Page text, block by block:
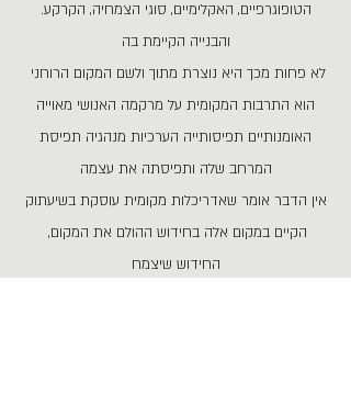
.הטופוגרפיים, האקלימיים, סוגי הצמחיה, הקרקע
והבנייה הקיימת בה
הוא התרבות המקומית על מרקמה האנושי מאוייה
האומנותיים תפיסותייה הערכיות מנהגיה תפיסת
המרחב שלה ותפיסתה את עצמה
אין הדבר אומר שאדריכלות מקומית עוסקת בשיעתוק
הקיים במקום אלה בחידוש ההולם את המקום,
החידוש שיצמח